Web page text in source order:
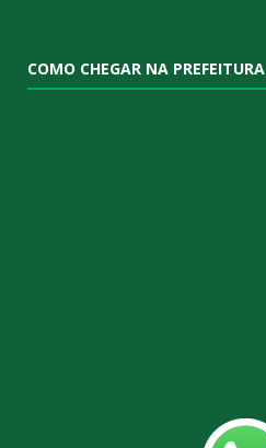
COMO CHEGAR NA PREFEITURA